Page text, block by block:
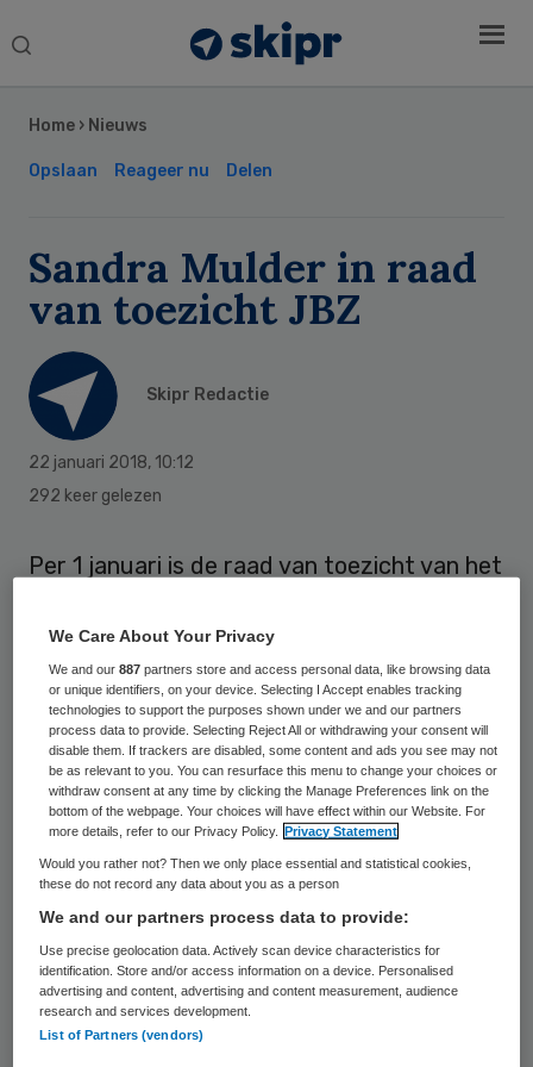
Search
Home › Nieuws
Opslaan Reageer nu Delen
Sandra Mulder in raad
van toezicht JBZ
Skipr Redactie
22 januari 2018, 10:12
292 keer gelezen
Per 1 januari is de raad van toezicht van het
Mulder volgt Mariet Paes op, van wie de
maximale zittingstermijn is verstreken.
Mukder treed binnen de rvt toe tot de
auditcommissie Kwaliteit en Veiligheid.
Dat meldt het JBZ op haar website. Peter
Beckers en Herman Bol zijn per 1 januari
herbenoemd voor een periode van vier jaar.
Beckers blijft voorzitter van de raad van
toezicht en Bol is benoemd tot
vicevoorzitter.
Sidebar
We Care About Your Privacy
We and our887 partners store and access personal data, like browsing data
or unique identifiers, on your device. Selecting I Accept enables tracking
technologies to support the purposes shown under we and our partners
process data to provide. Selecting Reject All or withdrawing your consent will
disable them. If trackers are disabled, some content and ads you see may not
be as relevant to you. You can resurface this menu to change your choices or
withdraw consent at any time by clicking the Manage Preferences link on the
bottom of the webpage. Your choices will have effect within our Website. For
more details, refer to our Privacy Policy.
Privacy Statement
Would you rather not? Then we only place essential and statistical cookies,
these do not record any data about you as a person
We and our partners process data to provide:
Use precise geolocation data. Actively scan device characteristics for
identification. Store and/or access information on a device. Personalised
advertising and content, advertising and content measurement, audience
research and services development.
List of Partners (vendors)